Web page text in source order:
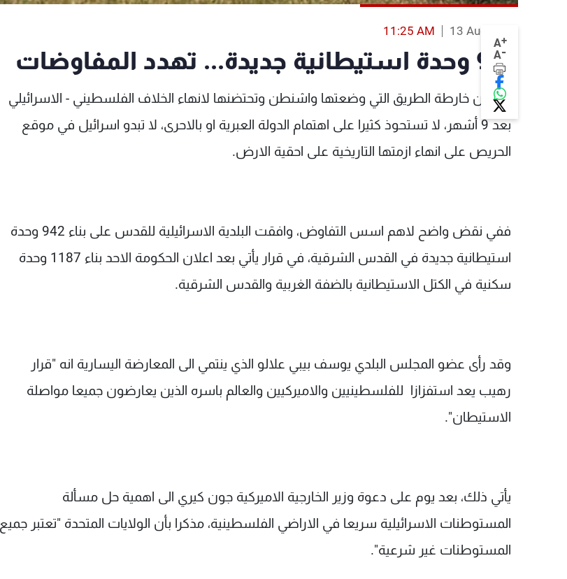
A+
A-
13 Aug 2013
11:25 AM
942 وحدة استيطانية جديدة... تهدد المفاوضات
يبدو ان خارطة الطريق التي وضعتها واشنطن وتحتضنها لانهاء الخلاف الفلسطيني - الاسرائيلي
بعد 9 أشهر، لا تستحوذ كثيرا على اهتمام الدولة العبرية او بالاحرى، لا تبدو اسرائيل في موقع
الحريص على انهاء ازمتها التاريخية على احقية الارض.
ففي نقض واضح لاهم اسس التفاوض، وافقت البلدية الاسرائيلية للقدس على بناء 942 وحدة
استيطانية جديدة في القدس الشرقية، في قرار يأتي بعد اعلان الحكومة الاحد بناء 1187 وحدة
سكنية في الكتل الاستيطانية بالضفة الغربية والقدس الشرقية.
وقد رأى عضو المجلس البلدي يوسف بيبي علالو الذي ينتمي الى المعارضة اليسارية انه "قرار
رهيب يعد استفزازا للفلسطينيين والاميركيين والعالم باسره الذين يعارضون جميعا مواصلة
الاستيطان".
يأتي ذلك، بعد يوم على دعوة وزير الخارجية الاميركية جون كيري الى اهمية حل مسألة
المستوطنات الاسرائيلية سريعا في الاراضي الفلسطينية، مذكرا بأن الولايات المتحدة "تعتبر جميع
المستوطنات غير شرعية".